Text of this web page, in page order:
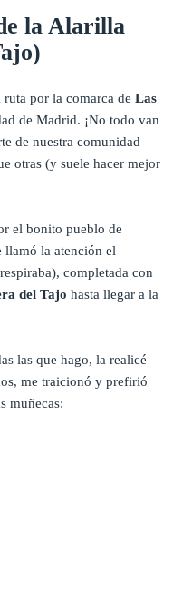
la Alarilla
ruta por la comarca de Las
de Madrid. ¡No todo van
de nuestra comunidad
otras (y suele hacer mejor
el bonito pueblo de
llamó la atención el
completada con
del Tajo hasta llegar a la
las que hago, la realicé
me traicionó y prefirió
muñecas: